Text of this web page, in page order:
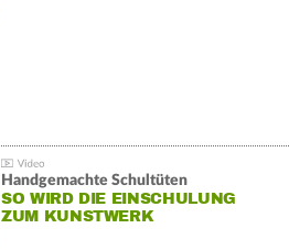
Handgemachte Schultüten
SO WIRD DIE EINSCHULUNG
ZUM KUNSTWERK